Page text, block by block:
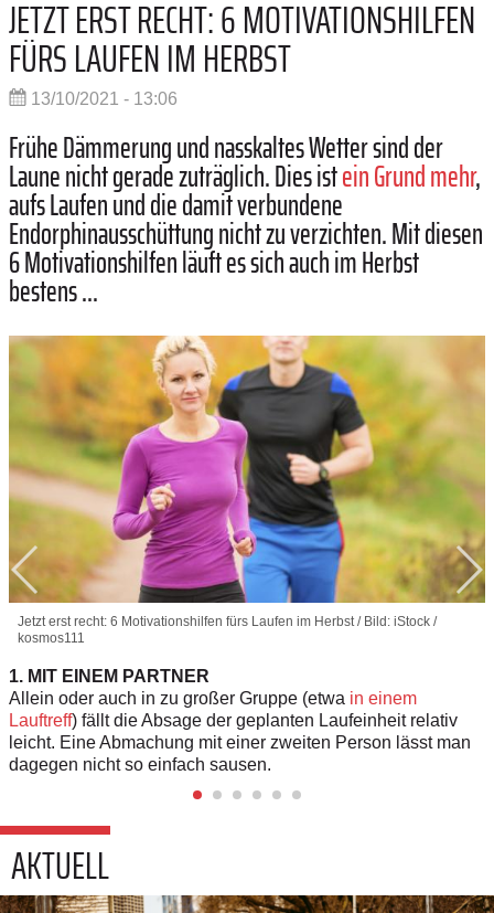
JETZT ERST RECHT: 6 MOTIVATIONSHILFEN
FÜRS LAUFEN IM HERBST
13/10/2021 - 13:06
Frühe Dämmerung und nasskaltes Wetter sind der
Laune nicht gerade zuträglich. Dies istein Grund mehr,
aufs Laufen und die damit verbundene
Endorphinausschüttung nicht zu verzichten. Mit diesen
6 Motivationshilfen läuft es sich auch im Herbst
bestens ...
Jetzt erst recht: 6 Motivationshilfen fürs Laufen im Herbst / Bild: iStock /
kosmos111
1. MIT EINEM PARTNER
Allein oder auch in zu großer Gruppe (etwa in einem
Lauftreff) fällt die Absage der geplanten Laufeinheit relativ
leicht. Eine Abmachung mit einer zweiten Person lässt man
dagegen nicht so einfach sausen.
AKTUELL